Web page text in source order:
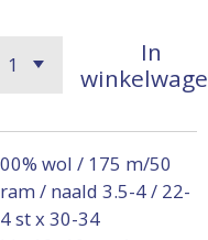
In
wol / 175 m/50
/ naald 3.5-4 / 22-
st x 30-34